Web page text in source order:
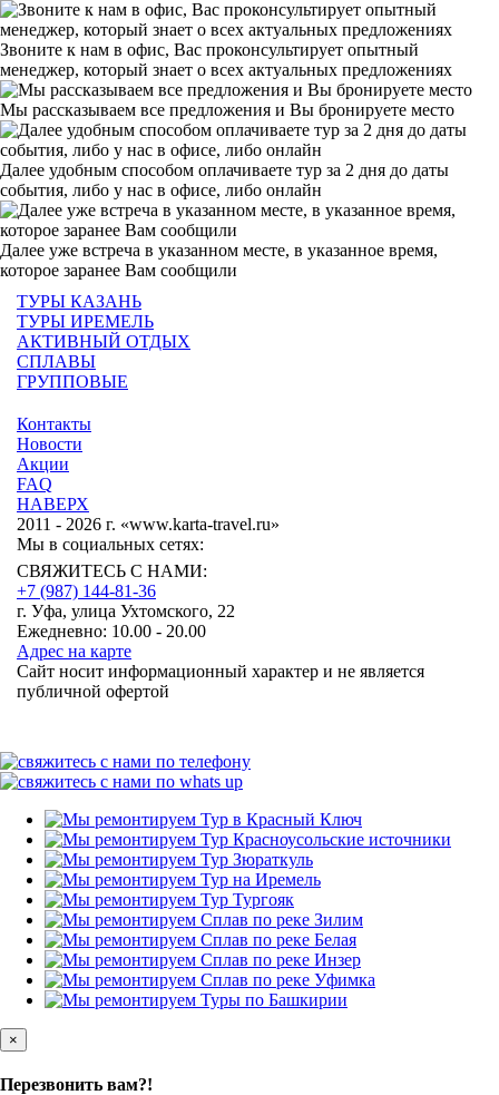
Звоните к нам в офис, Вас проконсультирует опытный
менеджер, который знает о всех актуальных предложениях
Мы рассказываем все предложения и Вы бронируете место
Далее удобным способом оплачиваете тур за 2 дня до даты
события, либо у нас в офисе, либо онлайн
Далее уже встреча в указанном месте, в указанное время,
которое заранее Вам сообщили
Контакты
Новости
Акции
FAQ
НАВЕРХ
2011 - 2026 г. «www.karta-travel.ru»
ТУРЫ КАЗАНЬ
ТУРЫ ИРЕМЕЛЬ
АКТИВНЫЙ ОТДЫХ
СПЛАВЫ
ГРУППОВЫЕ
Мы в социальных сетях:
СВЯЖИТЕСЬ С НАМИ:
+7 (987) 144-81-36
г. Уфа, улица Ухтомского, 22
Ежедневно: 10.00 - 20.00
Адрес на карте
Сайт носит информационный характер и не является
публичной офертой
×
Перезвонить вам?!